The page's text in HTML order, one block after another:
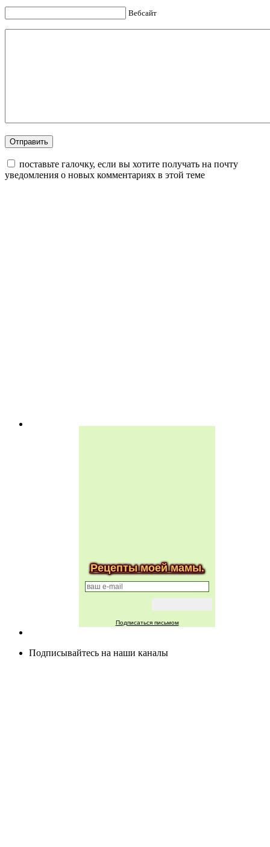
Вебсайт
поставьте галочку, если вы хотите получать на почту
уведомления о новых комментариях в этой теме
Рецепты моей мамы.
Подписаться письмом
Подписывайтесь на наши каналы